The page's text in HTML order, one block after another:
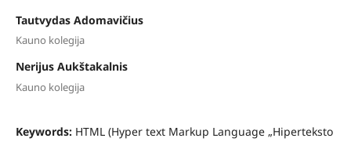
Tautvydas Adomavičius
Kauno kolegija
Nerijus Aukštakalnis
Kauno kolegija
Keywords: HTML (Hyper text Markup Language „Hiperteksto